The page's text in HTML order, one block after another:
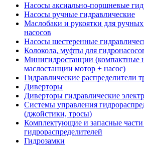
Насосы аксиально-поршневые
Насосы ручные гидравлические
Маслобаки и рукоятки для
насосов
Насосы шестеренные
Колокола, муфты для
Минигидростанции (компактные
маслостанции мотор + насос)
Гидравлические распределители
Диверторы
Диверторы гидравлические
Системы управления
(джойстики, тросы)
Комплектующие и запасные части
гидрораспределителей
Гидрозамки